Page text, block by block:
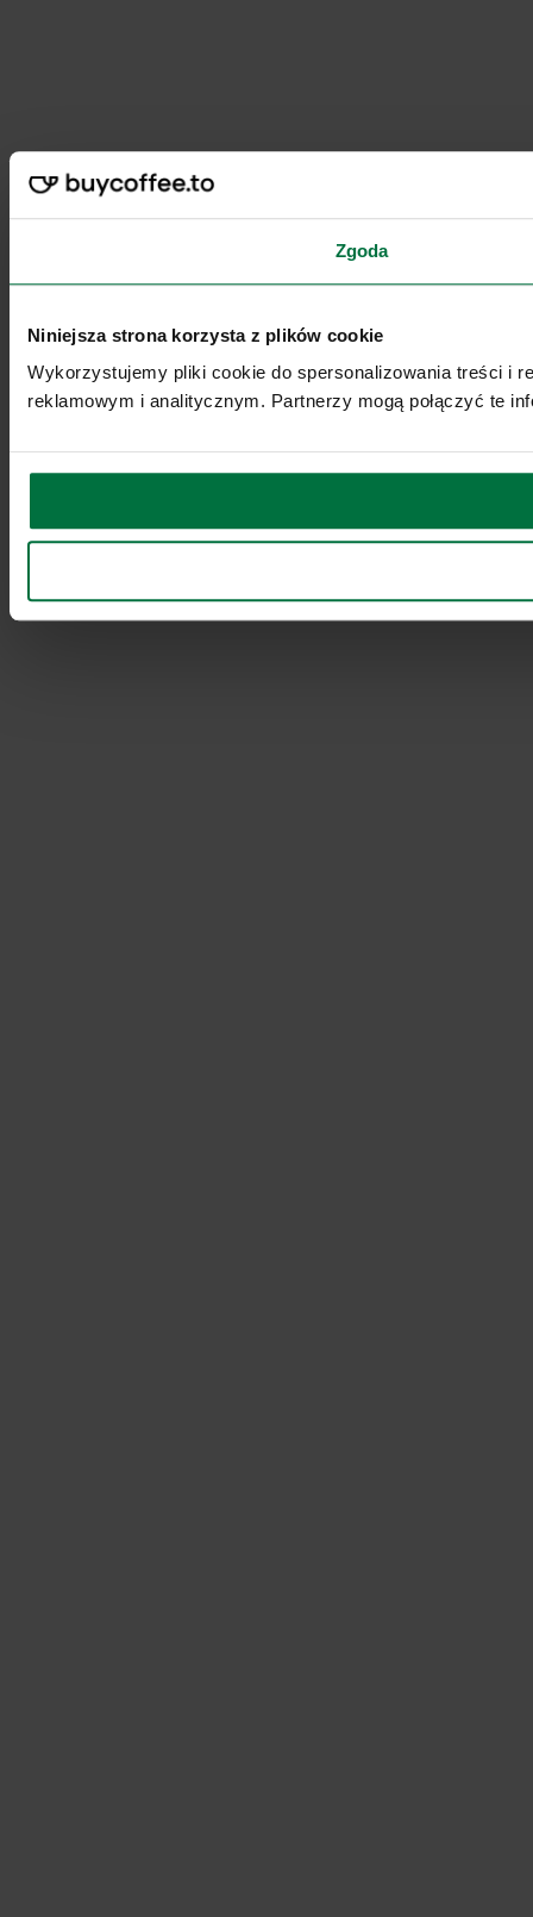
Zgoda
Niniejsza strona korzysta z plików cookie
Wykorzystujemy pliki cookie do spersonalizowania treści i
reklamowym i analitycznym. Partnerzy mogą połączyć te